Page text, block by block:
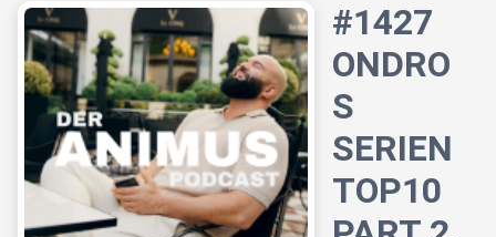
#1427
ONDRO
S
SERIEN
TOP10